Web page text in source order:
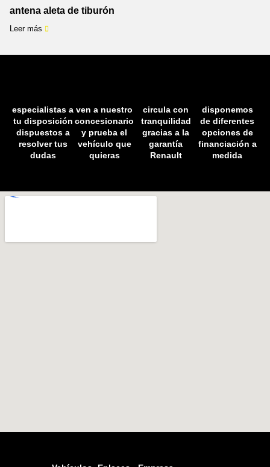
antena aleta de tiburón
Leer más
especialistas a
tu disposición
dispuestos a
resolver tus
dudas
ven a nuestro
concesionario
y prueba el
vehículo que
quieras
circula con
tranquilidad
gracias a la
garantía
Renault
disponemos
de diferentes
opciones de
financiación a
medida